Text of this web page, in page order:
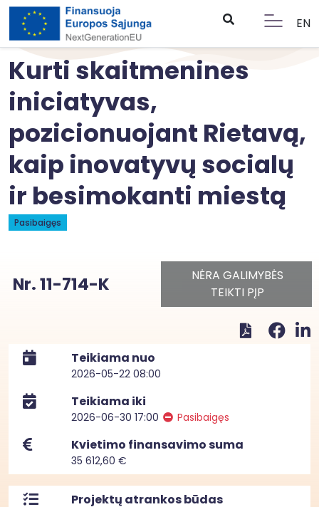
EN
Kurti skaitmenines
iniciatyvas,
pozicionuojant Rietavą,
kaip inovatyvų socialų
ir besimokanti miestą
Pasibaigęs
Nr. 11-714-K
NĖRA GALIMYBĖS
TEIKTI PĮP
Teikiama nuo
2026-05-22 08:00
Teikiama iki
2026-06-30 17:00 Pasibaigęs
Kvietimo finansavimo suma
35 612,60 €
Projektų atrankos būdas